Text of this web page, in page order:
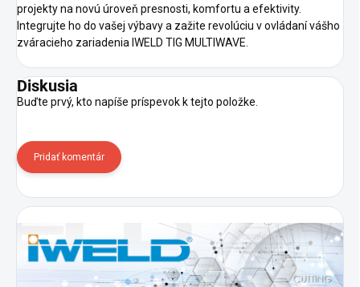
projekty na novú úroveň presnosti, komfortu a efektivity.
Integrujte ho do vašej výbavy a zažite revolúciu v ovládaní vášho
zváracieho zariadenia IWELD TIG MULTIWAVE.
Diskusia
Buďte prvý, kto napíše príspevok k tejto položke.
Pridať komentár